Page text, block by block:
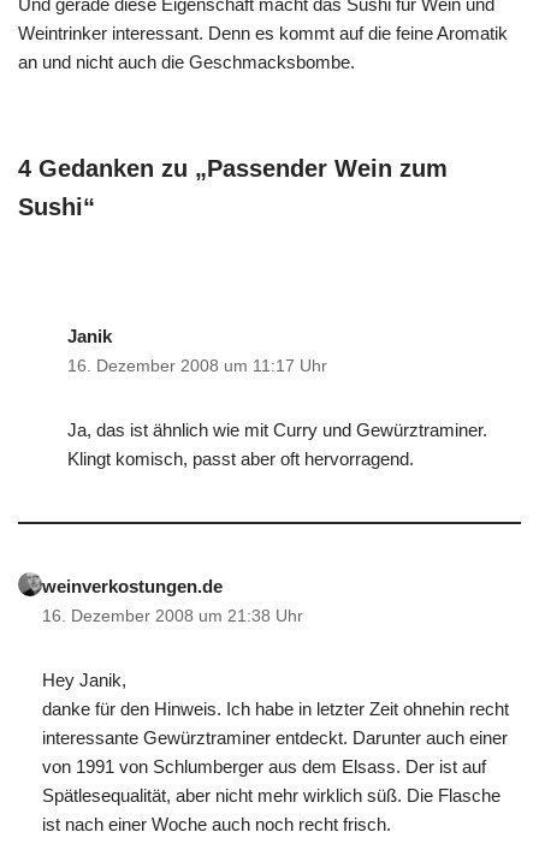
Und gerade diese Eigenschaft macht das Sushi für Wein und
Weintrinker interessant. Denn es kommt auf die feine Aromatik
an und nicht auch die Geschmacksbombe.
4 Gedanken zu „Passender Wein zum
Sushi“
Janik
16. Dezember 2008 um 11:17 Uhr
Ja, das ist ähnlich wie mit Curry und Gewürztraminer.
Klingt komisch, passt aber oft hervorragend.
weinverkostungen.de
16. Dezember 2008 um 21:38 Uhr
Hey Janik,
danke für den Hinweis. Ich habe in letzter Zeit ohnehin recht
interessante Gewürztraminer entdeckt. Darunter auch einer
von 1991 von Schlumberger aus dem Elsass. Der ist auf
Spätlesequalität, aber nicht mehr wirklich süß. Die Flasche
ist nach einer Woche auch noch recht frisch.